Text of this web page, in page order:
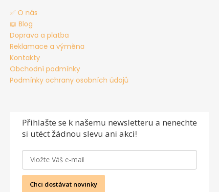
✅ O nás
📖 Blog
Doprava a platba
Reklamace a výměna
Kontakty
Obchodní podmínky
Podmínky ochrany osobních údajů
Přihlašte se k našemu newsletteru a nenechte
si utéct žádnou slevu ani akci!
Chci dostávat novinky